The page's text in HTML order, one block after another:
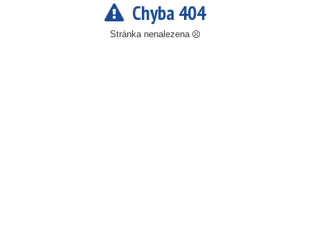
Chyba 404
Stránka nenalezena